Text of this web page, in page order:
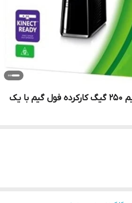
ایکس باکس ۳۶۰ اسلیم ۲۵۰ گیگ کارکرده فول گیم با یک